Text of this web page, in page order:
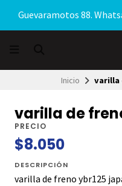
Guevaramotos 88.
Inicio varilla
varilla de
PRECIO
$8.050
DESCRIPCIÓN
varilla de freno ybr125